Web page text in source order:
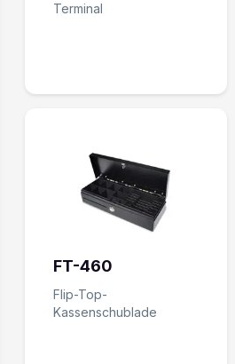
Terminal
FT-460
Flip-Top-
Kassenschublade